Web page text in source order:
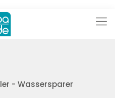
- Wassersparer